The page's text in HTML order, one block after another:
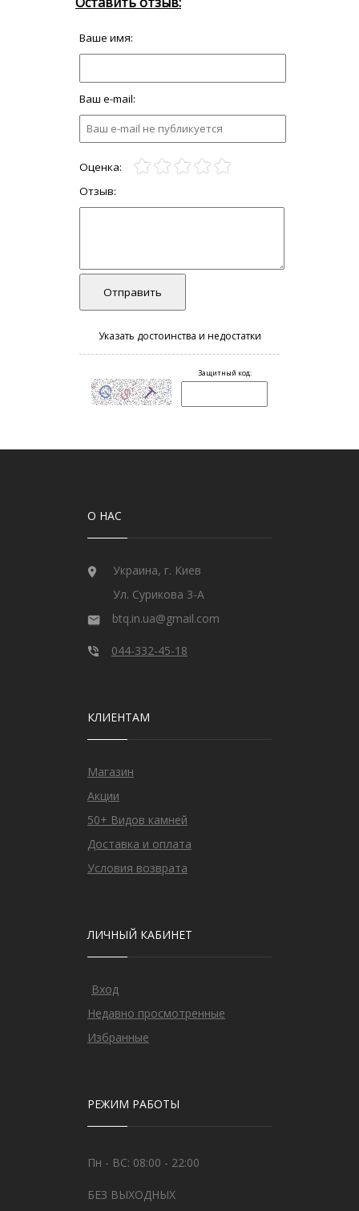
О НАС
Украина, г. Киев
Ул. Сурикова 3-А
btq.in.ua@gmail.com
044-332-45-18
КЛИЕНТАМ
Магазин
Акции
50+ Видов камней
Доставка и оплата
Условия возврата
ЛИЧНЫЙ КАБИНЕТ
Вход
Недавно просмотренные
Избранные
РЕЖИМ РАБОТЫ
Пн - ВС: 08:00 - 22:00
БЕЗ ВЫХОДНЫХ